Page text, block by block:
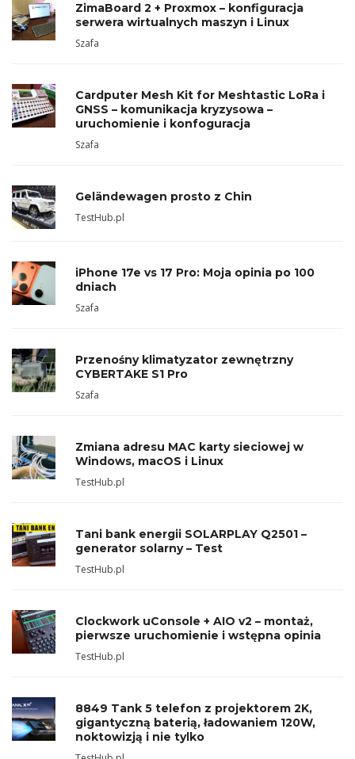
ZimaBoard 2 + Proxmox – konfiguracja
serwera wirtualnych maszyn i Linux
Szafa
Cardputer Mesh Kit for Meshtastic LoRa i
GNSS – komunikacja kryzysowa –
uruchomienie i konfoguracja
Szafa
Geländewagen prosto z Chin
TestHub.pl
iPhone 17e vs 17 Pro: Moja opinia po 100
dniach
Szafa
Przenośny klimatyzator zewnętrzny
CYBERTAKE S1 Pro
Szafa
Zmiana adresu MAC karty sieciowej w
Windows, macOS i Linux
TestHub.pl
Tani bank energii SOLARPLAY Q2501 –
generator solarny – Test
TestHub.pl
Clockwork uConsole + AIO v2 – montaż,
pierwsze uruchomienie i wstępna opinia
TestHub.pl
8849 Tank 5 telefon z projektorem 2K,
gigantyczną baterią, ładowaniem 120W,
noktowizją i nie tylko